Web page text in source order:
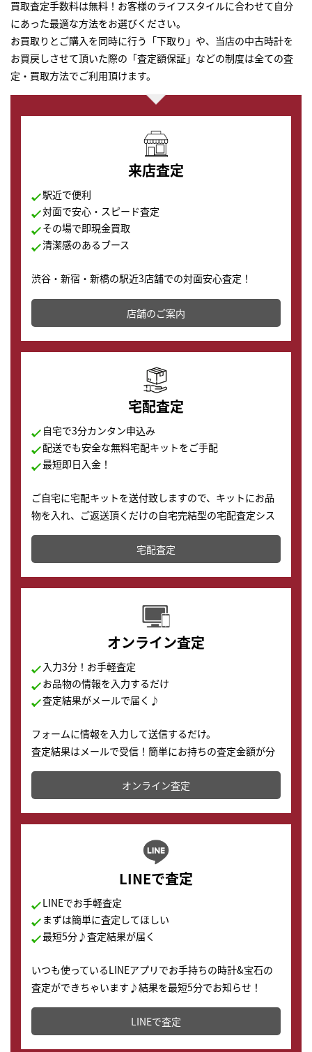
買取査定手数料は無料！お客様のライフスタイルに合わせて自分
にあった最適な方法をお選びください。
お買取りとご購入を同時に行う「下取り」や、当店の中古時計を
お買戻しさせて頂いた際の「査定額保証」などの制度は全ての査
定・買取方法でご利用頂けます。
来店査定
駅近で便利
対面で安心・スピード査定
その場で即現金買取
清潔感のあるブース
渋谷・新宿・新橋の駅近3店舗での対面安心査定！
店舗を併設しており、下取りに出してお得に新しい時計
の購入もできます♪
店舗のご案内
宅配査定
自宅で3分カンタン申込み
配送でも安全な無料宅配キットをご手配
最短即日入金！
ご自宅に宅配キットを送付致しますので、キットにお品
物を入れ、ご返送頂くだけの自宅完結型の宅配査定シス
テムです。
配送でも簡単&安全に査定・買取に出すことが可能で
す。
宅配査定
オンライン査定
入力3分！お手軽査定
お品物の情報を入力するだけ
査定結果がメールで届く♪
フォームに情報を入力して送信するだけ。
査定結果はメールで受信！簡単にお持ちの査定金額が分
かります。
オンライン査定
LINEで査定
LINEでお手軽査定
まずは簡単に査定してほしい
最短5分♪査定結果が届く
いつも使っているLINEアプリでお手持ちの時計&宝石の
査定ができちゃいます♪結果を最短5分でお知らせ！
どこからでもすぐに査定金額を知ることが出来ます。
LINEで査定